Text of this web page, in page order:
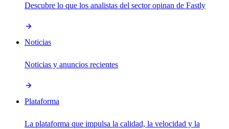
Descubre lo que los analistas del sector opinan de Fastly
Noticias
Noticias y anuncios recientes
Plataforma
La plataforma que impulsa la calidad, la velocidad y la